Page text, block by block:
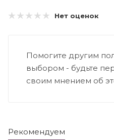
Нет оценок
Помогите другим
выбором - будьте
своим мнением об
Рекомендуем